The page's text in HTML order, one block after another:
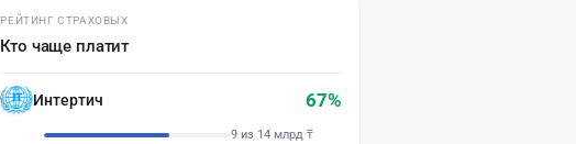
РЕЙТИНГ СТРАХОВЫХ
Кто чаще платит
Интертич 67%
9 из 14 млрд ₸